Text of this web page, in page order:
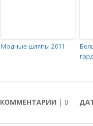
Модные шляпы 2011
КОММЕНТАРИИ | 0